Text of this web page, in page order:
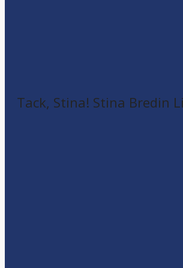
Tack, Stina! Stina Bredin